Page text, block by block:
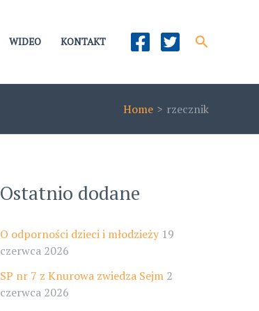
WIDEO KONTAKT Szukaj
Home rzecznik
Ostatnio dodane
O odporności dzieci i młodzieży 19
czerwca 2026
SP nr 7 z Knurowa zwiedza Sejm 2
czerwca 2026